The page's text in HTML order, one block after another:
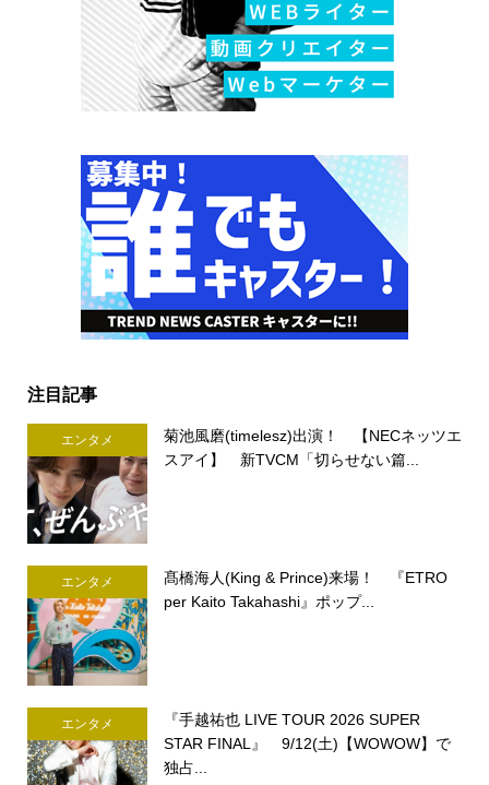
注目記事
エンタメ
菊池風磨(timelesz)出演！ 【NECネッツエ
スアイ】 新TVCM「切らせない篇...
エンタメ
髙橋海人(King & Prince)来場！ 『ETRO
per Kaito Takahashi』ポップ...
エンタメ
『手越祐也 LIVE TOUR 2026 SUPER
STAR FINAL』 9/12(土)【WOWOW】で
独占...